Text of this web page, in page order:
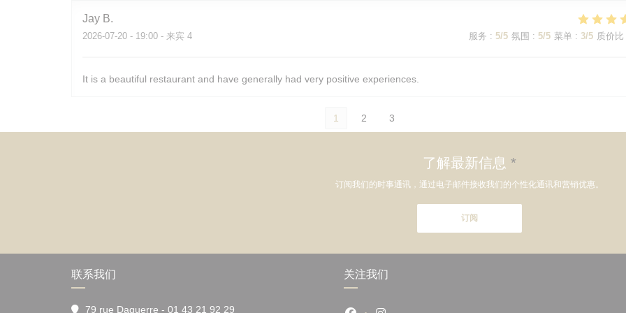
Jay B
2026-07-20 - 19:00 - 来宾 4 服务 : 5/5 氛围 : 5/5 菜单 : 3/5 质价比
It is a beautiful restaurant and have generally had very positive experiences.
1 2 3
了解最新信息 *
订阅我们的时事通讯，通过电子邮件接收我们的个性化通讯和营销优惠。
订阅
联系我们
79 rue Daguerre - 01 43 21 92 29
关注我们